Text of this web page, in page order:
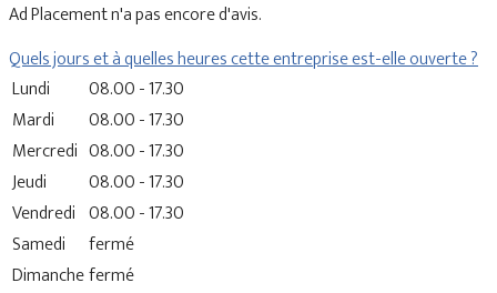
Ad Placement n'a pas encore d'avis.
Quels jours et à quelles heures cette entreprise est-elle ouverte ?
Lundi
08.00 - 17.30
Mardi
08.00 - 17.30
Mercredi 08.00 - 17.30
Jeudi
08.00 - 17.30
Vendredi 08.00 - 17.30
Samedi
fermé
Dimanchefermé